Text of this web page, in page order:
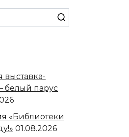
белый парус
«Библиотеки
01.08.2026